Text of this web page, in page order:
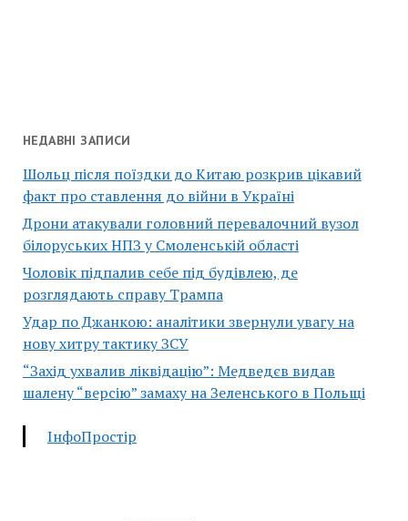
НЕДАВНІ ЗАПИСИ
Шольц після поїздки до Китаю розкрив цікавий
факт про ставлення до війни в Україні
Дрони атакували головний перевалочний вузол
білоруських НПЗ у Смоленській області
Чоловік підпалив себе під будівлею, де
розглядають справу Трампа
Удар по Джанкою: аналітики звернули увагу на
нову хитру тактику ЗСУ
“Захід ухвалив ліквідацію”: Медведєв видав
шалену “версію” замаху на Зеленського в Польщі
ІнфоПростір